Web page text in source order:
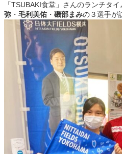
「TSUBAKI食堂」さんのランチタ
弥 ・ 毛利美佑 ・ 磯部まみの３選手が